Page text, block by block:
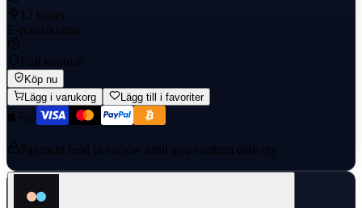
12 hours
E-poståtkomst
Full kontroll
Köp nu
Lägg i varukorg
Lägg till i favoriter
Payment held in escrow until you confirm delivery